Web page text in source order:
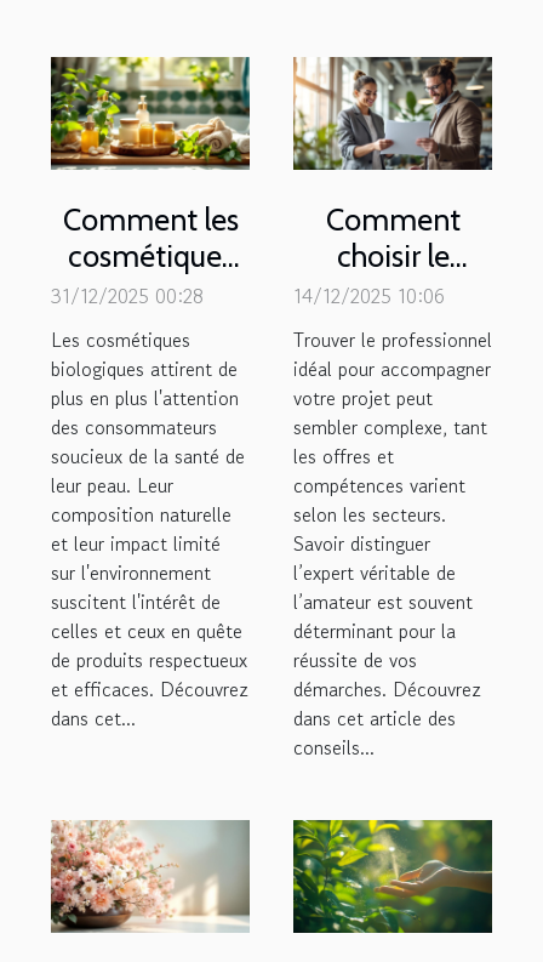
Comment les
cosmétiques
biologiques
influencent-ils
la santé de la
peau ?
31/12/2025 00:28
Les cosmétiques
biologiques attirent de
plus en plus l'attention
des consommateurs
soucieux de la santé de
leur peau. Leur
composition naturelle
et leur impact limité
sur l'environnement
suscitent l'intérêt de
celles et ceux en quête
de produits respectueux
et efficaces. Découvrez
dans cet...
Comment
choisir le
meilleur
professionnel
dans votre
domaine
d'activité ?
14/12/2025 10:06
Trouver le professionnel
idéal pour accompagner
votre projet peut
sembler complexe, tant
les offres et
compétences varient
selon les secteurs.
Savoir distinguer
l’expert véritable de
l’amateur est souvent
déterminant pour la
réussite de vos
démarches. Découvrez
dans cet article des
conseils...